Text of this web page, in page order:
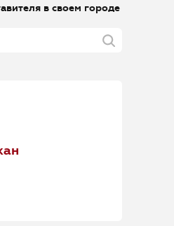
Блог
в своем городе